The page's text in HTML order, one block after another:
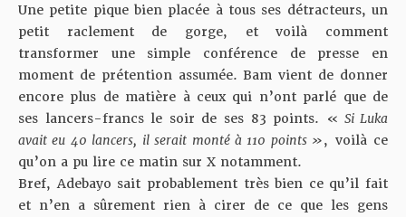
Une petite pique bien placée à tous ses détracteurs, un
petit raclement de gorge, et voilà comment
transformer une simple conférence de presse en
moment de prétention assumée. Bam vient de donner
encore plus de matière à ceux qui n’ont parlé que de
ses lancers-francs le soir de ses 83 points. «Si Luka
avait eu 40 lancers, il serait monté à 110 points », voilà ce
qu’on a pu lire ce matin sur X notamment.
Bref, Adebayo sait probablement très bien ce qu’il fait
et n’en a sûrement rien à cirer de ce que les gens